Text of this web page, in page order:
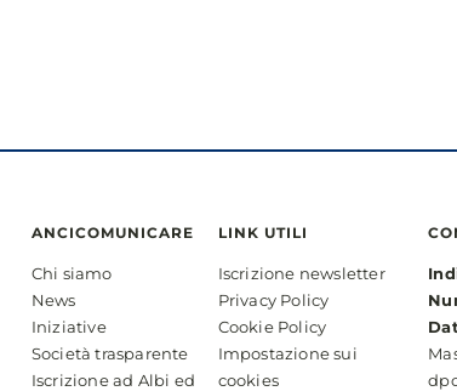
ANCICOMUNICARE
Chi siamo
News
Iniziative
Società trasparente
Iscrizione ad Albi ed
LINK UTILI
Iscrizione newsletter
Privacy Policy
Cookie Policy
Impostazione sui
cookies